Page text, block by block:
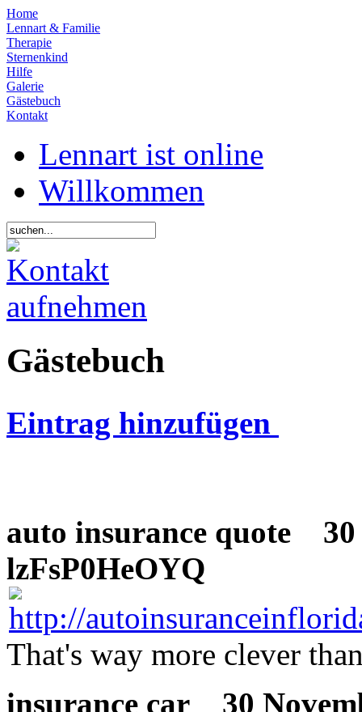
Home
Lennart & Familie
Therapie
Sternenkind
Hilfe
Galerie
Gästebuch
Kontakt
Lennart ist online
Willkommen
Gästebuch
Eintrag hinzufügen
auto insurance quote
30
lzFsP0HeOYQ
That's way more clever
insurance car
30